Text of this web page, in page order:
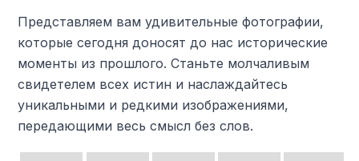
Представляем вам удивительные фотографии,
которые сегодня доносят до нас исторические
моменты из прошлого. Станьте молчаливым
свидетелем всех истин и наслаждайтесь
уникальными и редкими изображениями,
передающими весь смысл без слов.